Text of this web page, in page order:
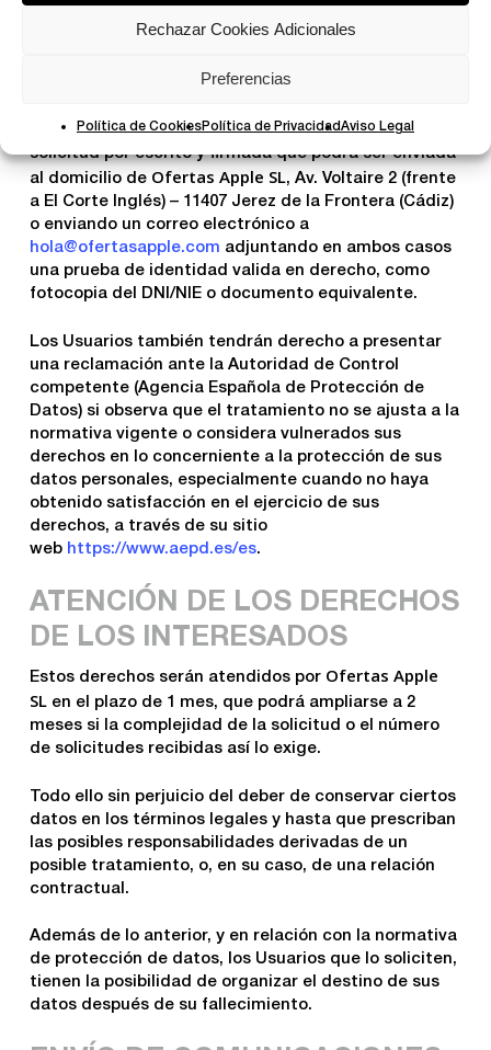
Rechazar Cookies Adicionales
Preferencias
Política de CookiesPolítica de PrivacidadAviso Legal
personales, se ponga en contacto con nosotros a
finalidad de mantener los datos actualizados.
Podrá acceder y ejercer esos derechos mediante
solicitud por escrito y firmada que podrá ser enviada
al domicilio de Ofertas Apple SL, Av. Voltaire 2 (frente
a El Corte Inglés) – 11407 Jerez de la Frontera (Cádiz)
o enviando un correo electrónico a
hola@ofertasapple.com adjuntando en ambos casos
una prueba de identidad valida en derecho, como
fotocopia del DNI/NIE o documento equivalente.
Los Usuarios también tendrán derecho a presentar
una reclamación ante la Autoridad de Control
competente (Agencia Española de Protección de
Datos) si observa que el tratamiento no se ajusta a la
normativa vigente o considera vulnerados sus
derechos en lo concerniente a la protección de sus
datos personales, especialmente cuando no haya
obtenido satisfacción en el ejercicio de sus
derechos, a través de su sitio
web https://www.aepd.es/es.
ATENCIÓN DE LOS DERECHOS
DE LOS INTERESADOS
Estos derechos serán atendidos por Ofertas Apple
SLen el plazo de 1 mes, que podrá ampliarse a 2
meses si la complejidad de la solicitud o el número
de solicitudes recibidas así lo exige.
Todo ello sin perjuicio del deber de conservar ciertos
datos en los términos legales y hasta que prescriban
las posibles responsabilidades derivadas de un
posible tratamiento, o, en su caso, de una relación
contractual.
Además de lo anterior, y en relación con la normativa
de protección de datos, los Usuarios que lo soliciten,
tienen la posibilidad de organizar el destino de sus
datos después de su fallecimiento.